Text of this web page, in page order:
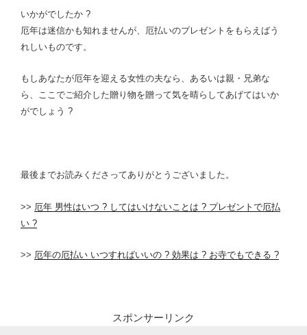
いかがでしたか ?
厄年は迷信かも知れませんが、厄払いのプレゼントをもらえばう
れしいものです。
もしあなたが厄年を迎える女性の夫なら、あるいは親・兄弟な
ら、ここでご紹介した贈り物を贈って気を晴らしてあげてはいか
がでしょう ?
最後までお読みくださってありがとうございました。
>> 厄年 男性はいつ ? してはいけないことは ? プレゼントで厄払
い ?
>> 厄年の厄払い いつすればいいの ? 効果は ? お寺でもできる ?
スポンサーリンク